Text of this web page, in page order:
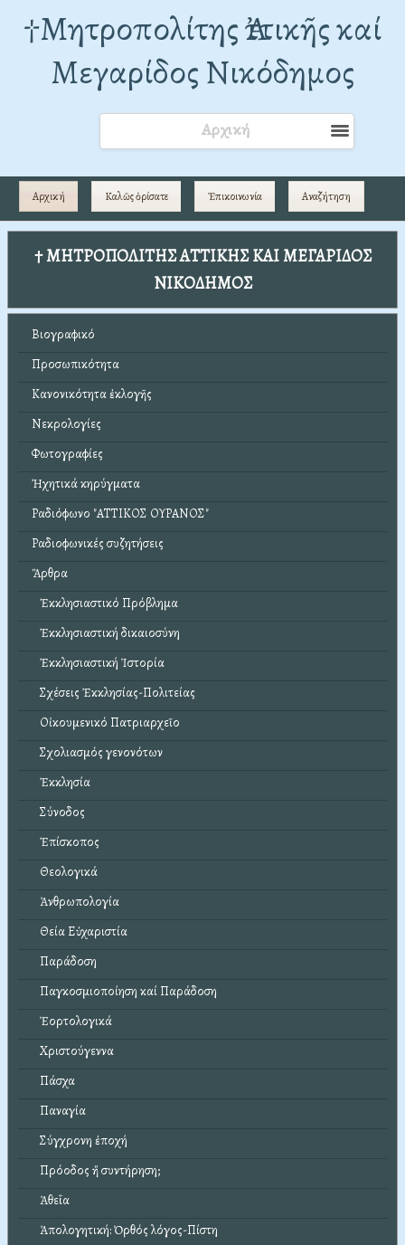
†Mητροπολίτης Ἀττικῆς καί
Μεγαρίδος Νικόδημος
Αρχική
Αρχική Καλῶς ὁρίσατε Ἐπικοινωνία Αναζήτηση
† ΜΗΤΡΟΠΟΛΙΤΗΣ ΑΤΤΙΚΗΣ ΚΑΙ ΜΕΓΑΡΙΔΟΣ
ΝΙΚΟΔΗΜΟΣ
Βιογραφικό
Προσωπικότητα
Κανονικότητα ἐκλογῆς
Νεκρολογίες
Φωτογραφίες
Ἠχητικά κηρύγματα
Ραδιόφωνο "ΑΤΤΙΚΟΣ ΟΥΡΑΝΟΣ"
Ραδιοφωνικές συζητήσεις
Ἄρθρα
Ἐκκλησιαστικό Πρόβλημα
Ἐκκλησιαστική δικαιοσύνη
Ἐκκλησιαστική Ἱστορία
Σχέσεις Ἐκκλησίας-Πολιτείας
Οἰκουμενικό Πατριαρχεῖο
Σχολιασμός γενονότων
Ἐκκλησία
Σύνοδος
Ἐπίσκοπος
Θεολογικά
Ἀνθρωπολογία
Θεία Εὐχαριστία
Παράδοση
Παγκοσμιοποίηση καί Παράδοση
Ἑορτολογικά
Χριστούγεννα
Πάσχα
Παναγία
Σύγχρονη ἐποχή
Πρόοδος ἤ συντήρηση;
Ἀθεΐα
Ἀπολογητική: Ὀρθός λόγος-Πίστη